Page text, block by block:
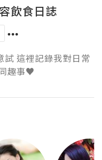
飲食日誌
試 這裡記錄我對日常
趣事♥